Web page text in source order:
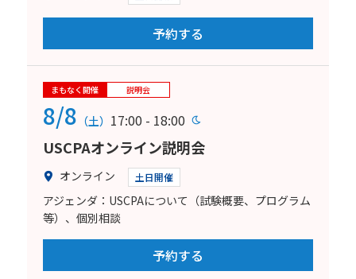
予約する
まもなく開催 説明会
8/8 （土） 17:00 - 18:00
USCPAオンライン説明会
オンライン 土日開催
アジェンダ：USCPAについて（試験概要、プログラム
等）、個別相談
予約する